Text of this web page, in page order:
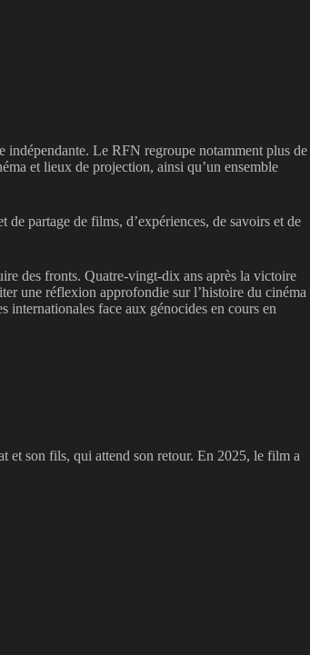
indépendante. Le RFN regroupe notamment plus de
et lieux de projection, ainsi qu’un ensemble
partage de films, d’expériences, de savoirs et de
des fronts. Quatre-vingt-dix ans après la victoire
une réflexion approfondie sur l’histoire du cinéma
internationales face aux génocides en cours en
et son fils, qui attend son retour. En 2025, le film a